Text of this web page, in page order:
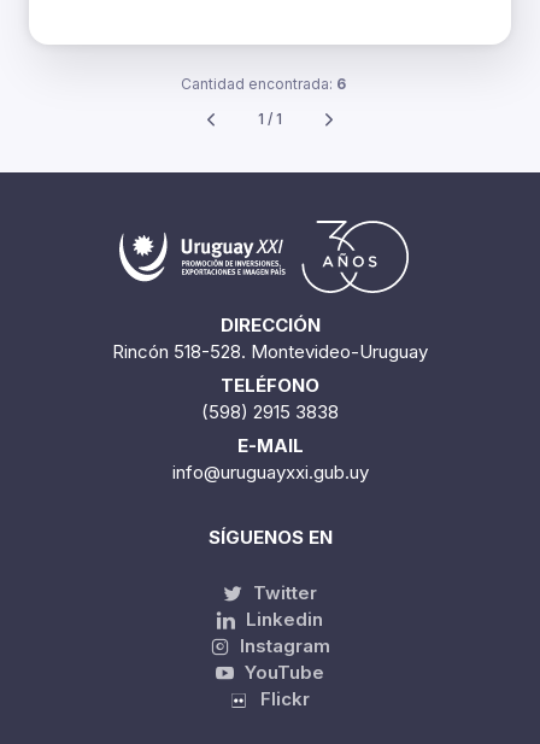
Cantidad encontrada: 6
1 / 1
DIRECCIÓN
Rincón 518-528. Montevideo-Uruguay
TELÉFONO
(598) 2915 3838
E-MAIL
info@uruguayxxi.gub.uy
SÍGUENOS EN
Twitter
Linkedin
Instagram
YouTube
Flickr